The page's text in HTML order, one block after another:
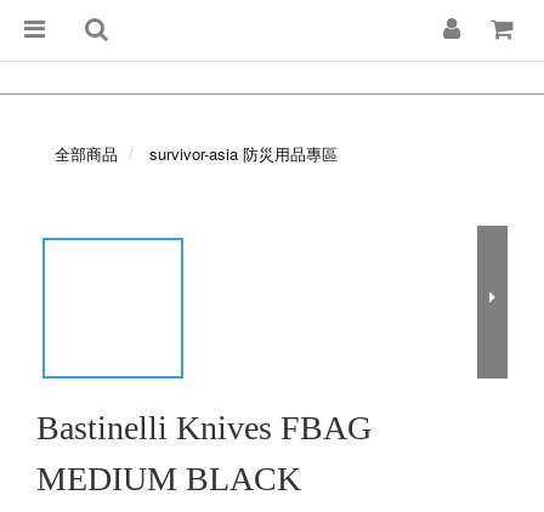
全部商品 survivor-asia 防災用品專區
Bastinelli Knives FBAG
MEDIUM BLACK